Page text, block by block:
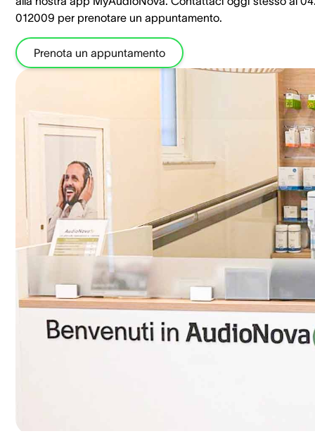
012009 per prenotare un appuntamento.
Prenota un appuntamento